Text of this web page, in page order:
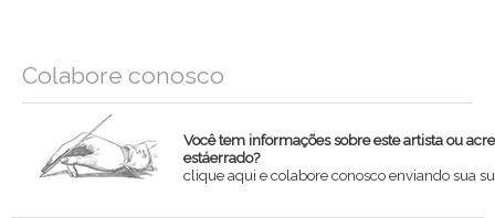
Colabore conosco
Você tem informações sobre este artista ou
estáerrado?
clique aqui e colabore conosco enviando sua